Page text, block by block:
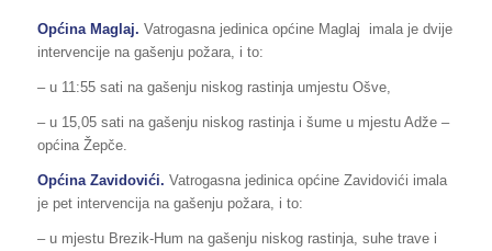
Općina Maglaj. Vatrogasna jedinica općine Maglaj imala je dvije
intervencije na gašenju požara, i to:
– u 11:55 sati na gašenju niskog rastinja umjestu Ošve,
– u 15,05 sati na gašenju niskog rastinja i šume u mjestu Adže –
općina Žepče.
Općina Zavidovići. Vatrogasna jedinica općine Zavidovići imala
je pet intervencija na gašenju požara, i to:
– u mjestu Brezik-Hum na gašenju niskog rastinja, suhe trave i